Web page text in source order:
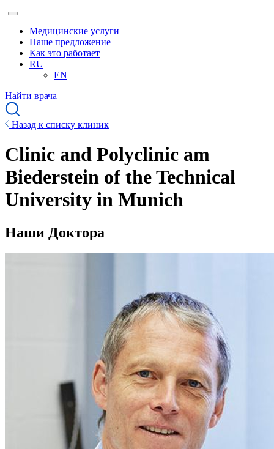
Медицинские услуги
Наше предложение
Как это работает
RU
EN
Найти врача
Назад к списку клиник
Clinic and Polyclinic am
Biederstein of the Technical
University in Munich
Наши Доктора